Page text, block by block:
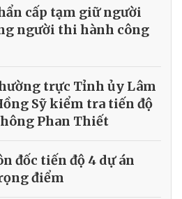
cấp tạm giữ người
người thi hành công
trực Tỉnh ủy Lâm
Sỹ kiểm tra tiến độ
Phan Thiết
đốc tiến độ 4 dự án
điểm